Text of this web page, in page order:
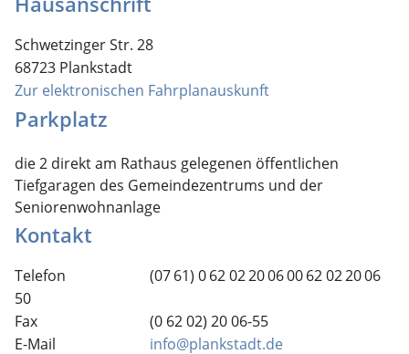
Schwetzinger Str. 28
68723 Plankstadt
Zur elektronischen Fahrplanauskunft
Parkplatz
die 2 direkt am Rathaus gelegenen öffentlichen
Tiefgaragen des Gemeindezentrums und der
Seniorenwohnanlage
Kontakt
Telefon (0761) 0620220060062022006
50
Fax
(0 6202) 2006-55
E-Mail
info@plankstadt.de